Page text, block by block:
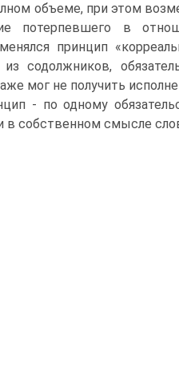
объеме, при этом
потерпевшего в
принцип
содолжников,
мог не получить
- по одному
в собственном смысле